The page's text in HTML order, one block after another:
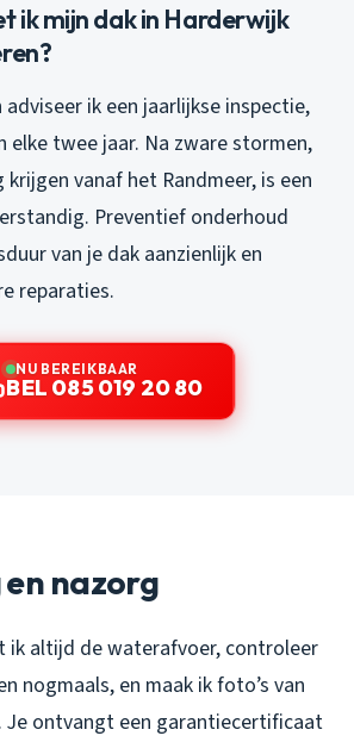
ik mijn dak in Harderwijk
ik een jaarlijkse inspectie,
elke twee jaar. Na zware stormen,
vanaf het Randmeer, is een
Preventief onderhoud
van je dak aanzienlijk en
reparaties.
NU BEREIKBAAR
BEL 085 019 20 80
nazorg
ik altijd de waterafvoer, controleer
nogmaals, en maak ik foto’s van
ontvangt een garantiecertificaat